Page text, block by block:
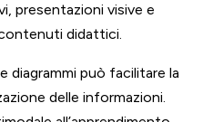
presentazioni visive e
didattici.
diagrammi può facilitare la
delle informazioni.